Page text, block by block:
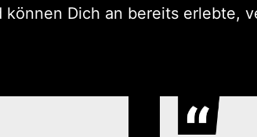
Dich an bereits erlebte,